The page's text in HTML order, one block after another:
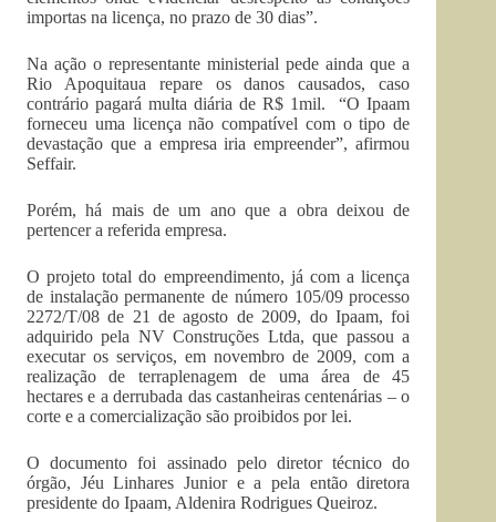
importas na licença, no prazo de 30 dias”.
Na ação o representante ministerial pede ainda que a
Rio Apoquitaua repare os danos causados, caso
contrário pagará multa diária de R$ 1mil. “O Ipaam
forneceu uma licença não compatível com o tipo de
devastação que a empresa iria empreender”, afirmou
Seffair.
Porém, há mais de um ano que a obra deixou de
pertencer a referida empresa.
O projeto total do empreendimento, já com a licença
de instalação permanente de número 105/09 processo
2272/T/08 de 21 de agosto de 2009, do Ipaam, foi
adquirido pela NV Construções Ltda, que passou a
executar os serviços, em novembro de 2009, com a
realização de terraplenagem de uma área de 45
hectares e a derrubada das castanheiras centenárias – o
corte e a comercialização são proibidos por lei.
O documento foi assinado pelo diretor técnico do
órgão, Jéu Linhares Junior e a pela então diretora
presidente do Ipaam, Aldenira Rodrigues Queiroz.